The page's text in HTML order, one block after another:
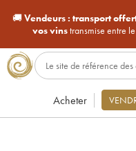
🚚Vendeurs : transport
vos vinstransmise entre
Acheter